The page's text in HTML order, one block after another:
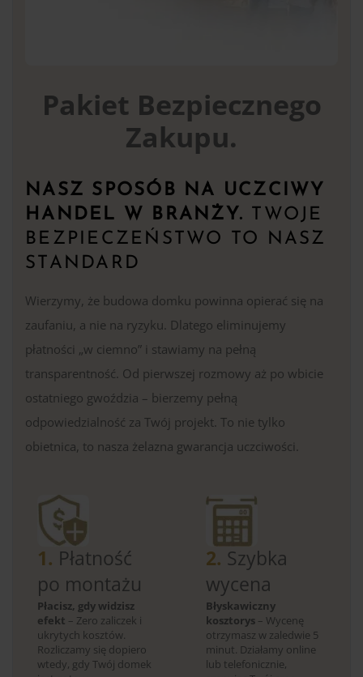
Pakiet Bezpiecznego
Zakupu.
NASZ SPOSÓB NA UCZCIWY
HANDEL W BRANŻY.
TWOJE
BEZPIECZEŃSTWO TO NASZ
STANDARD
Wierzymy, że budowa domku powinna opierać się na
zaufaniu, a nie na ryzyku. Dlatego eliminujemy
płatności „w ciemno” i stawiamy na pełną
transparentność. Od pierwszej rozmowy aż po wbicie
ostatniego gwoździa – bierzemy pełną
odpowiedzialność za Twój projekt. To nie tylko
obietnica, to nasza żelazna gwarancja uczciwości.
1. Płatność
po montażu
Płacisz, gdy widzisz
efekt – Zero zaliczek i
ukrytych kosztów.
Rozliczamy się dopiero
wtedy, gdy Twój domek
2. Szybka
wycena
Błyskawiczny
kosztorys – Wycenę
otrzymasz w zaledwie 5
minut. Działamy online
lub telefonicznie,